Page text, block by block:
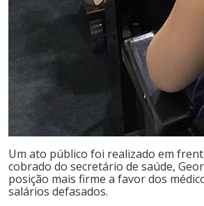
Um ato público foi realizado em
cobrado do secretário de saúde,
posição mais firme a favor dos
salários defasados.